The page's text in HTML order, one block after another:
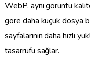
WebP, aynı görüntü
göre daha küçük dosya
sayfalarının daha hızlı
tasarrufu sağlar.